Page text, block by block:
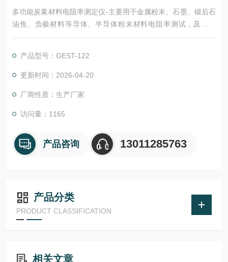
多功能炭素材料电阻率测定仪-主要用于金属粉末、石墨、锻后石
油焦、负极材料等导体、半导体粉末材料电阻率测试，及炭阳
极、石墨棒材等块体材料电阻率测试。
产品型号：GEST-122
更新时间：2026-04-20
厂商性质：生产厂家
访问量：1165
产品咨询 13011285763
产品分类
PRODUCT CLASSIFICATION
相关文章